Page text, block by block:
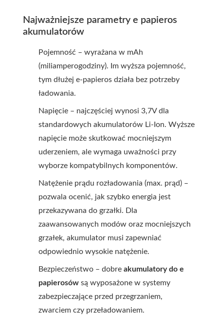
Najważniejsze parametry e papieros
akumulatorów
Pojemność – wyrażana w mAh
(miliamperogodziny). Im wyższa pojemność,
tym dłużej e-papieros działa bez potrzeby
ładowania.
Napięcie – najczęściej wynosi 3,7V dla
standardowych akumulatorów Li-Ion. Wyższe
napięcie może skutkować mocniejszym
uderzeniem, ale wymaga uważności przy
wyborze kompatybilnych komponentów.
Natężenie prądu rozładowania (max. prąd) –
pozwala ocenić, jak szybko energia jest
przekazywana do grzałki. Dla
zaawansowanych modów oraz mocniejszych
grzałek, akumulator musi zapewniać
odpowiednio wysokie natężenie.
Bezpieczeństwo – dobre akumulatory do e
papierosów są wyposażone w systemy
zabezpieczające przed przegrzaniem,
zwarciem czy przeładowaniem.